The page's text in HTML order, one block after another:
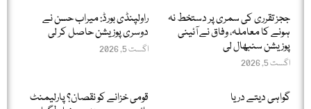
ججز تقرری کی سمری پر دستخط نہ
ہونے کا معاملہ، وفاق نے آئینی
پوزیشن سنبھال لی
اگست 5, 2026
راولپنڈی بورڈ: میراب حسن نے
دوسری پوزیشن حاصل کر لی
اگست 5, 2026
گواہی دیتے دریا
قومی خزانے کو نقصان؟ پارلیمنٹ